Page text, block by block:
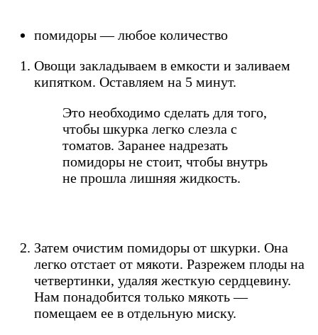
помидоры — любое количество
Овощи закладываем в емкости и заливаем
кипятком. Оставляем на 5 минут.
Это необходимо сделать для того,
чтобы шкурка легко слезла с
томатов. Заранее надрезать
помидоры не стоит, чтобы внутрь
не прошла лишняя жидкость.
Затем очистим помидоры от шкурки. Она
легко отстает от мякоти. Разрежем плоды на
четвертинки, удаляя жесткую сердцевину.
Нам понадобится только мякоть —
помещаем ее в отдельную миску.